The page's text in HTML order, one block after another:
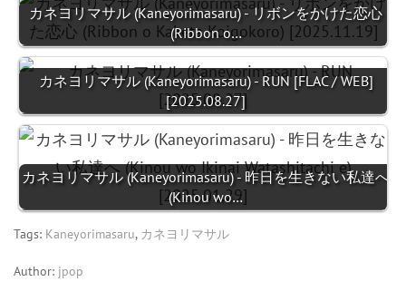
カネヨリマサル (Kaneyorimasaru) - リボンをかけた恋心
(Ribbon o…
カネヨリマサル (Kaneyorimasaru) - RUN [FLAC / WEB]
[2025.08.27]
カネヨリマサル (Kaneyorimasaru) - 昨日を生きない私達へ
(Kinou wo…
Tags: Kaneyorimasaru, カネヨリマサル
Author: jpop